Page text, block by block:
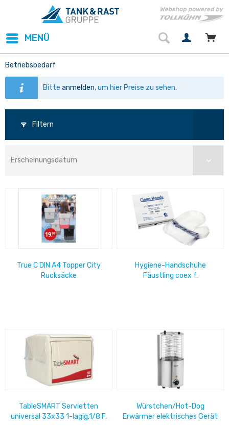
MENÜ
Betriebsbedarf
Bitteanmelden, um hier Preise zu sehen.
Filtern
True C DIN A4 Topper City
Rucksäcke
Hygiene-Handschuhe
Fäustling coex f.
TableSMART Servietten
universal 33x33 1-lagig,1/8 F,
Würstchen/Hot-Dog
Erwärmer elektrisches Gerät